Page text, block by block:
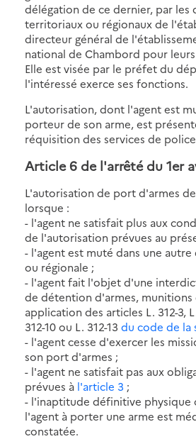
délégation de ce dernier, par les
territoriaux ou régionaux de
directeur général de
national de Chambord pour
Elle est visée par le préfet du
l'intéressé exerce ses fonctions.
L'autorisation, dont l'agent est
porteur de son arme, est
réquisition des services de
Article 6 de l'arrêté du 1er
L'autorisation de port d'armes
lorsque :
- l'agent ne satisfait plus aux
de l'autorisation prévues au
- l'agent est muté dans une
ou régionale ;
- l'agent fait l'objet d'une
de détention d'armes, munitions
application des articles L. 312-3,
312-10 ou L. 312-13 du code de la
- l'agent cesse d'exercer les
son port d'armes ;
- l'agent ne satisfait pas aux
prévues à l'article 3 ;
- l'inaptitude définitive physique
l'agent à porter une arme est
constatée.